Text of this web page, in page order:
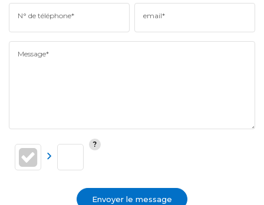
N° de téléphone* email*
Message*
Envoyer le message